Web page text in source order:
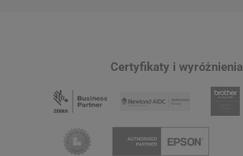
Certyfikaty i wyróżnienia